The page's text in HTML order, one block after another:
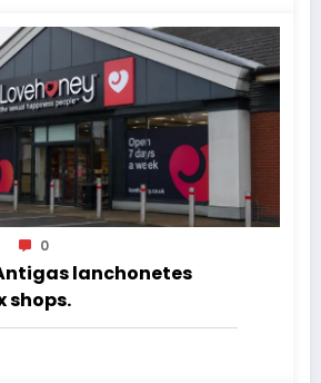
0
lanchonetes
shops.